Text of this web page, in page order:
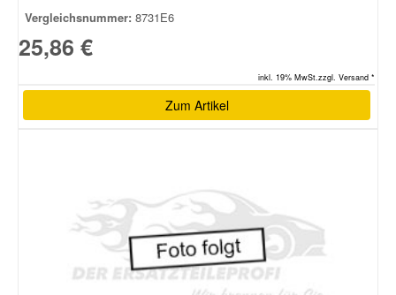
Vergleichsnummer: 8731E6
25,86 €
inkl. 19% MwSt.zzgl. Versand *
Zum Artikel